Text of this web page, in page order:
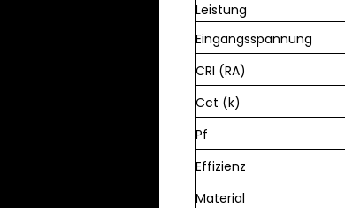
Leistung
Eingangsspannung ​
CRI (RA)
Cct (k)
Pf
Effizienz
Material